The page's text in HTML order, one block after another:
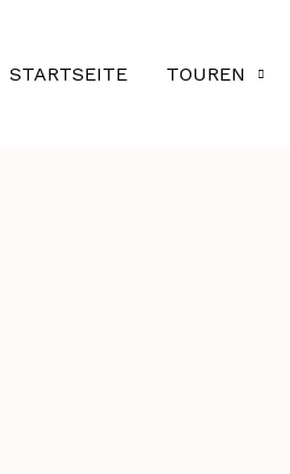
STARTSEITE TOUREN